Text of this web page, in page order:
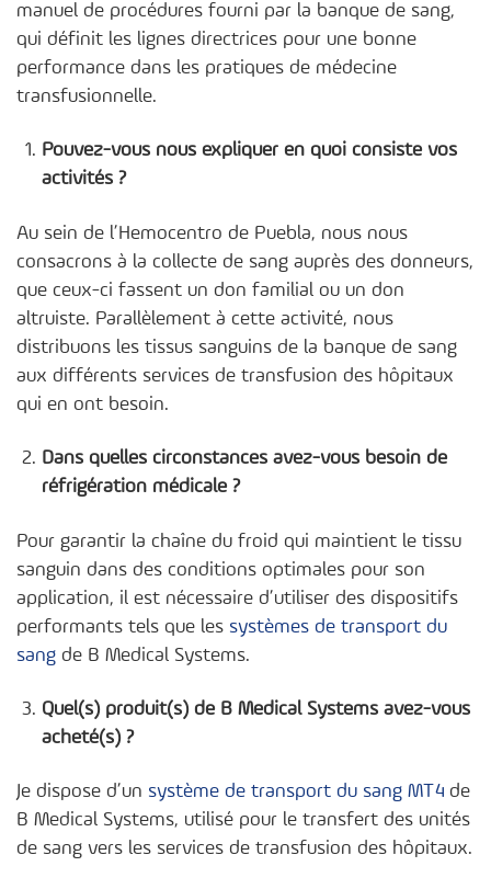
manuel de procédures fourni par la banque de sang,
qui définit les lignes directrices pour une bonne
performance dans les pratiques de médecine
transfusionnelle.
Pouvez-vous nous expliquer en quoi consiste vos
activités ?
Au sein de l’Hemocentro de Puebla, nous nous
consacrons à la collecte de sang auprès des donneurs,
que ceux-ci fassent un don familial ou un don
altruiste. Parallèlement à cette activité, nous
distribuons les tissus sanguins de la banque de sang
aux différents services de transfusion des hôpitaux
qui en ont besoin.
Dans quelles circonstances avez-vous besoin de
réfrigération médicale ?
Pour garantir la chaîne du froid qui maintient le tissu
sanguin dans des conditions optimales pour son
application, il est nécessaire d’utiliser des dispositifs
performants tels que les systèmes de transport du
sang de B Medical Systems.
Quel(s) produit(s) de B Medical Systems avez-vous
acheté(s) ?
Je dispose d’un système de transport du sang MT4 de
B Medical Systems, utilisé pour le transfert des unités
de sang vers les services de transfusion des hôpitaux.